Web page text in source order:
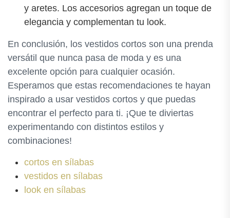
y aretes. Los accesorios agregan un toque de
elegancia y complementan tu look.
En conclusión, los vestidos cortos son una prenda
versátil que nunca pasa de moda y es una
excelente opción para cualquier ocasión.
Esperamos que estas recomendaciones te hayan
inspirado a usar vestidos cortos y que puedas
encontrar el perfecto para ti. ¡Que te diviertas
experimentando con distintos estilos y
combinaciones!
cortos en sílabas
vestidos en sílabas
look en sílabas